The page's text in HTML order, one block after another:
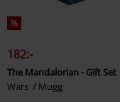
%
182:-
The Mandalorian - Gift Set
Wars
Mugg